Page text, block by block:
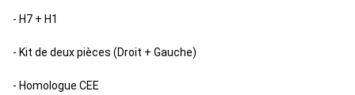
- H7 + H1
- Kit de deux pièces (Droit + Gauche)
- Homologue CEE